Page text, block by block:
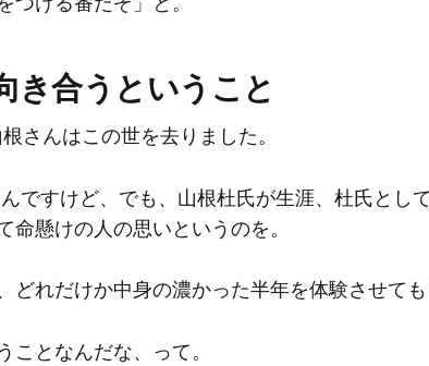
き合うということ
さんはこの世を去りました。
ですけど、でも、山根杜氏が生涯、杜氏とし
命懸けの人の思いというのを。
どれだけか中身の濃かった半年を体験させても
ことなんだな、って。